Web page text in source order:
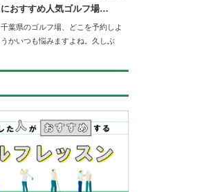
におすすめ人気ゴルフ場…
千葉県のゴルフ場、どこを予約しよ
うかいつも悩みますよね。久しぶ